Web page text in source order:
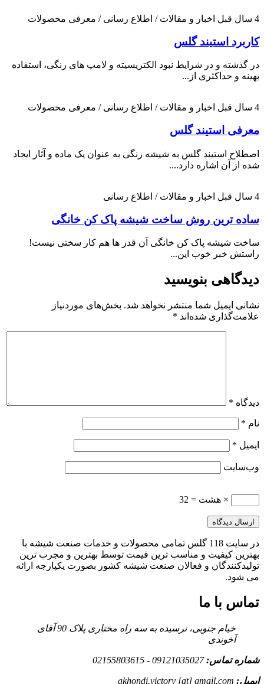
4 سال قبل اخبار و مقالات / اطلاع رسانی / معرفی محصولات
کاربرد استیند گلس
در گذشته و در شرایط نبود الکتریسیته و لامپ های رنگی، استفاده
بهینه و حداکثری از...
4 سال قبل اخبار و مقالات / اطلاع رسانی / معرفی محصولات
معرفی استیند گلس
اصطلاح استیند گلس به شیشه رنگی به عنوان یک ماده و آثار ایجاد
شده از آن اشاره دارد....
4 سال قبل اخبار و مقالات / اطلاع رسانی
ساده ترین روش ساخت شیشه پاک کن خانگی
ساخت شیشه پاک کن خانگی آن قدر ها هم کار سختی نیست!
راستش خبر خوب این...
دیدگاهی بنویسید
نشانی ایمیل شما منتشر نخواهد شد. بخش‌های موردنیاز
علامت‌گذاری شده‌اند *
دیدگاه *
نام *
ایمیل *
وب‌سایت
× هشت = 32
در سایت 118 گلس تمامی محصولات و خدمات صنعت شیشه با
بهترین کیفیت و مناسب ترین قیمت توسط بهترین و مجرب ترین
تولیدکنندگان و فعالان صنعت شیشه کشور بصورت یکپارجه ارائه
می شود.
تماس با ما
خیام جنوبی، نرسیده به سه راه مختاری پلاک 90 آقای
آخوندی
شماره تماس:09121035027 - 02155803615
ایمیل: akhondi.victory [at] gmail.com